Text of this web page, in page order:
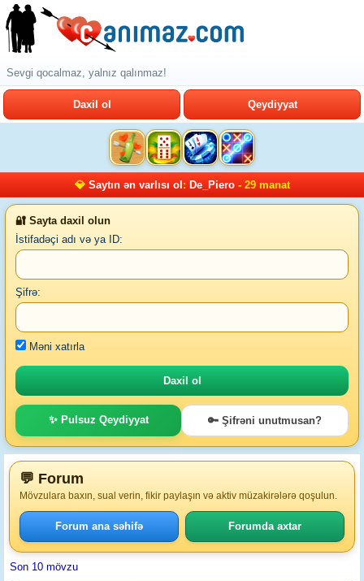
Sevgi qocalmaz, yalnız qalınmaz!
Daxil ol Qeydiyyat
💎 Saytın ən varlısı ol : De_Piero- 29 manat
🔐 Sayta daxil olun
İstifadəçi adı və ya ID:
Şifrə:
Məni xatırla
✨ Pulsuz Qeydiyyat 🔑 Şifrəni unutmusan?
💬 Forum
Mövzulara baxın, sual verin, fikir paylaşın və aktiv müzakirələrə qoşulun.
Forum ana səhifə Forumda axtar
Son 10 mövzu